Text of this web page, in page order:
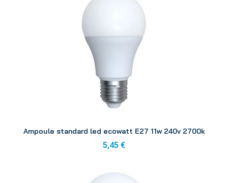
Ampoule standard led ecowatt E27 11w 240v 2700k
5,45 €